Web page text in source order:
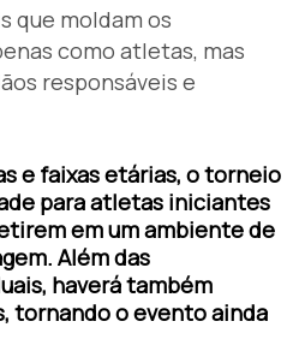
que moldam os
como atletas, mas
responsáveis e
e faixas etárias, o torneio
para atletas iniciantes
em um ambiente de
Além das
haverá também
tornando o evento ainda